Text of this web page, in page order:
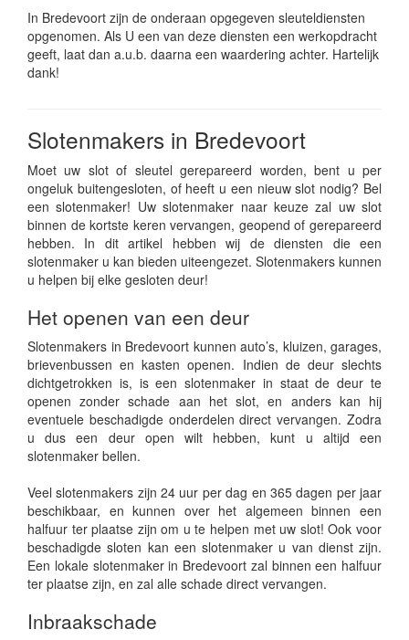
In Bredevoort zijn de onderaan opgegeven sleuteldiensten
opgenomen. Als U een van deze diensten een werkopdracht
geeft, laat dan a.u.b. daarna een waardering achter. Hartelijk
dank!
Slotenmakers in Bredevoort
Moet uw slot of sleutel gerepareerd worden, bent u per
ongeluk buitengesloten, of heeft u een nieuw slot nodig? Bel
een slotenmaker! Uw slotenmaker naar keuze zal uw slot
binnen de kortste keren vervangen, geopend of gerepareerd
hebben. In dit artikel hebben wij de diensten die een
slotenmaker u kan bieden uiteengezet. Slotenmakers kunnen
u helpen bij elke gesloten deur!
Het openen van een deur
Slotenmakers in Bredevoort kunnen auto’s, kluizen, garages,
brievenbussen en kasten openen. Indien de deur slechts
dichtgetrokken is, is een slotenmaker in staat de deur te
openen zonder schade aan het slot, en anders kan hij
eventuele beschadigde onderdelen direct vervangen. Zodra
u dus een deur open wilt hebben, kunt u altijd een
slotenmaker bellen.
Veel slotenmakers zijn 24 uur per dag en 365 dagen per jaar
beschikbaar, en kunnen over het algemeen binnen een
halfuur ter plaatse zijn om u te helpen met uw slot! Ook voor
beschadigde sloten kan een slotenmaker u van dienst zijn.
Een lokale slotenmaker in Bredevoort zal binnen een halfuur
ter plaatse zijn, en zal alle schade direct vervangen.
Inbraakschade